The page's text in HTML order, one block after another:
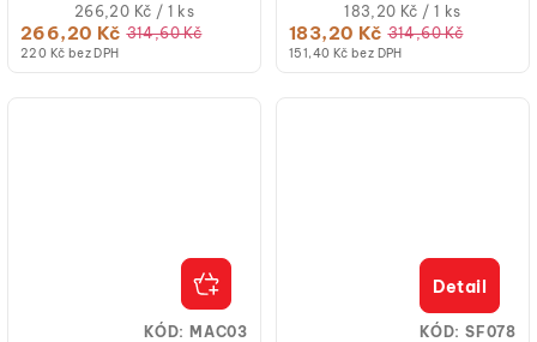
220 Kč bez DPH
266,20 Kč 314,60 Kč
Měrná
cena:
266,20 Kč / 1 ks
151,40 Kč bez DPH
183,20 Kč 314,60 Kč
Měrná
cena:
183,20 Kč / 1 ks
KÓD: MAC03
Detail
KÓD: SF078